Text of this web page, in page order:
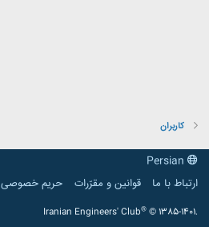
کاربران
ارتباط با ما
قوانین و مقرّرات حریم خصوصی
Iranian Engineers' Club® © 1385-1401.